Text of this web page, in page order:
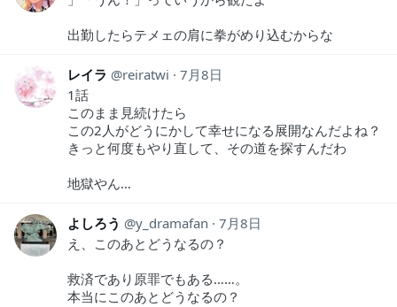
出勤したらテメェの肩に拳がめり込むからな
レイラ reiratwi
7月8日
1話
このまま見続けたら
この2人がどうにかして幸せになる展開なんだよね？
きっと何度もやり直して、その道を探すんだわ
地獄やん…
よしろう y_dramafan
7月8日
え、このあとどうなるの？
救済であり原罪でもある……。
本当にこのあとどうなるの？